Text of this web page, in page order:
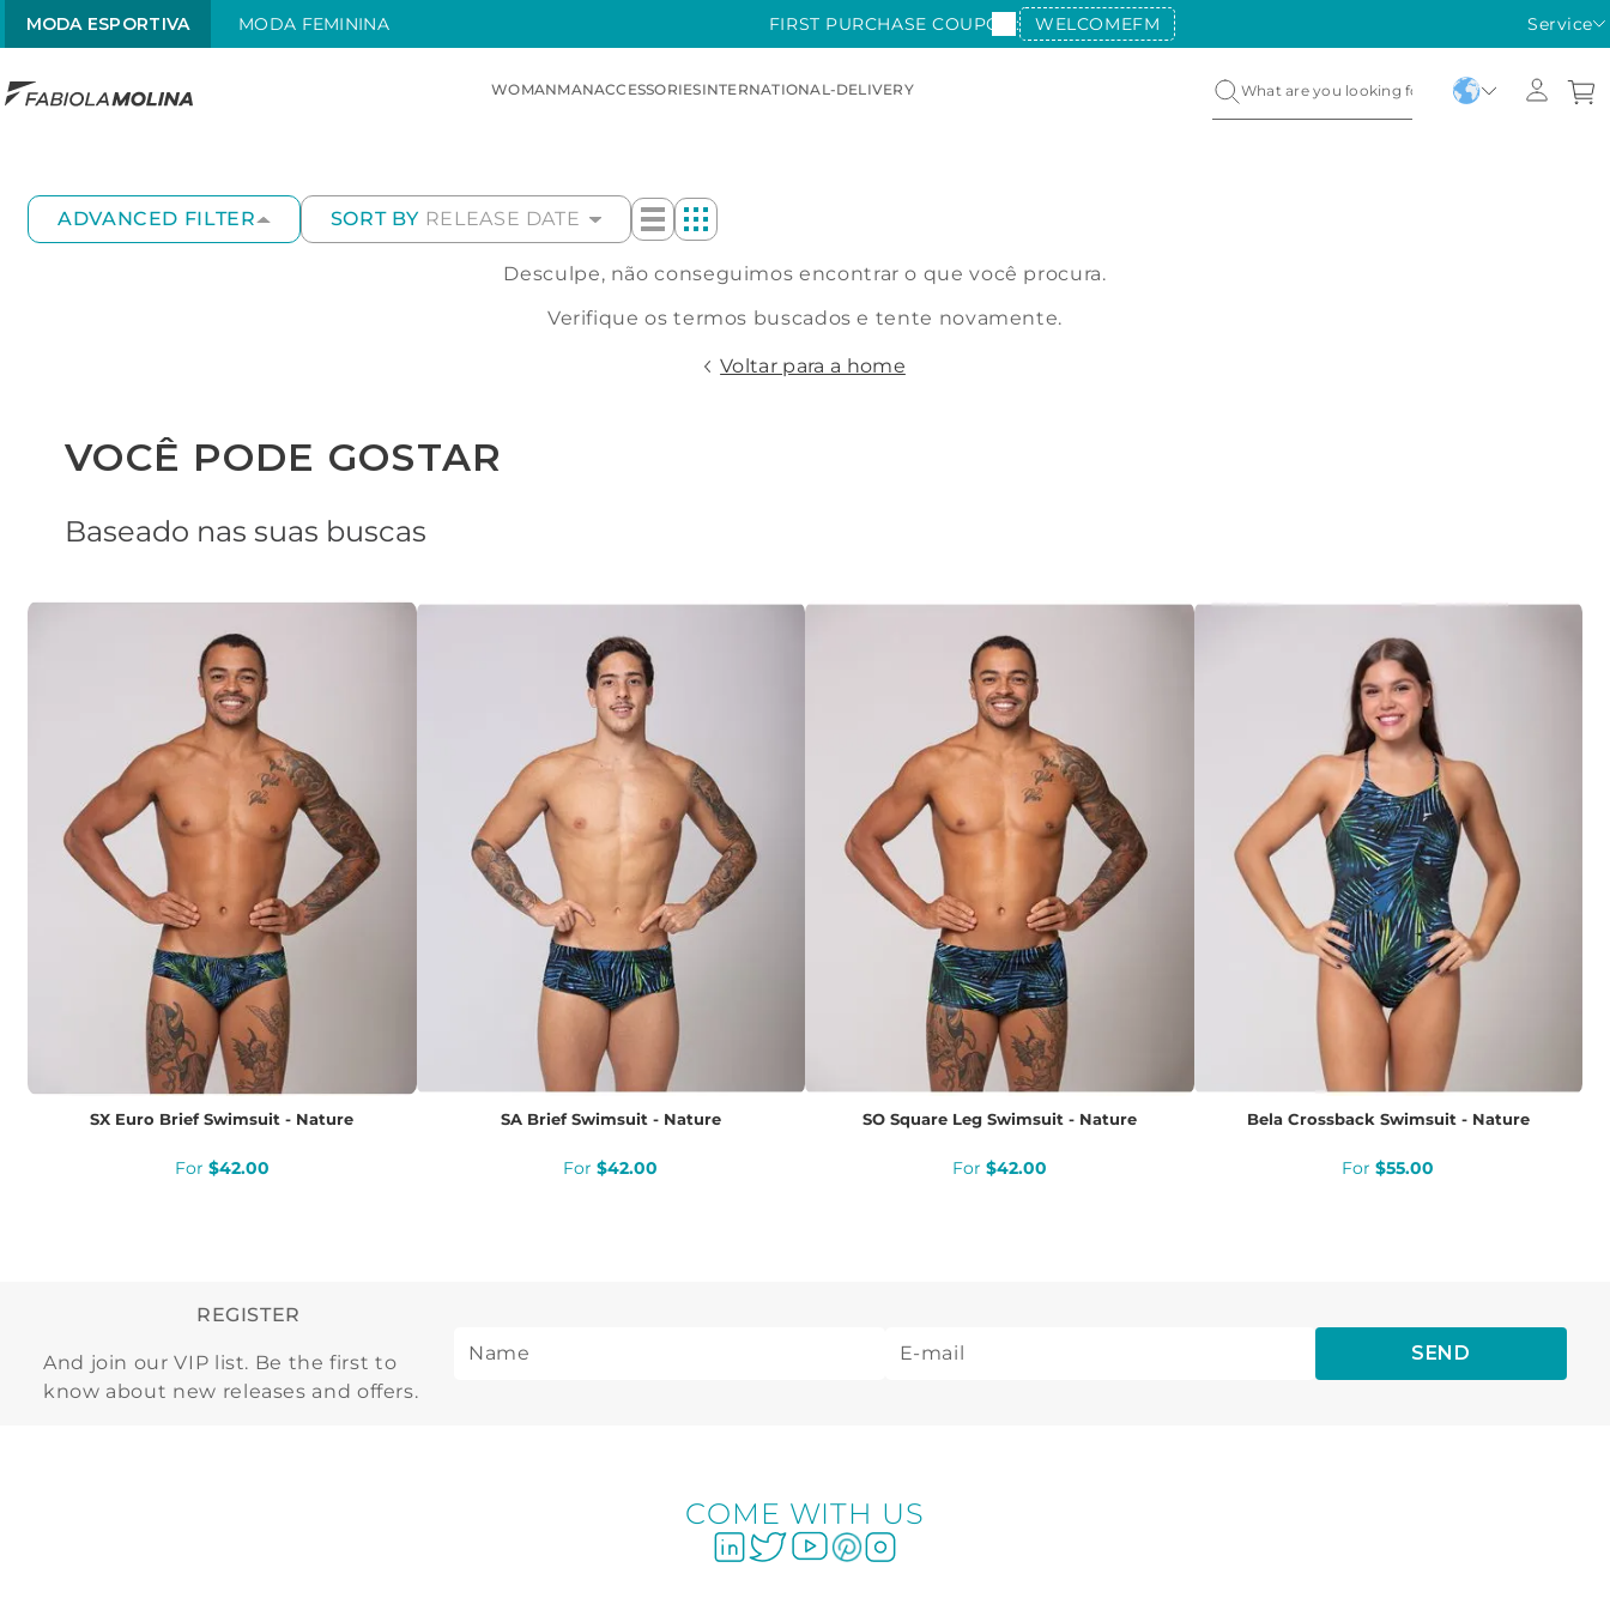
MODA ESPORTIVA MODA FEMININA FIRST PURCHASE COUPON: WELCOMEFM Service
WOMANMANACCESSORIESINTERNATIONAL-DELIVERY
ADVANCED FILTER SORT BY RELEASE DATE
Desculpe, não conseguimos encontrar o que você procura.
Verifique os termos buscados e tente novamente.
Voltar para a home
VOCÊ PODE GOSTAR
Baseado nas suas buscas
SX Euro Brief Swimsuit - Nature
$42.00
SA Brief Swimsuit - Nature
$42.00
SO Square Leg Swimsuit - Nature
$42.00
Bela Crossback Swimsuit - Nature
$55.00
REGISTER
And join our VIP list. Be the first to
know about new releases and offers.
SEND
COME WITH US
2. sol